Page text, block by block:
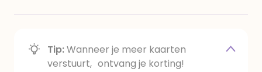
Tip:Wanneer je meer kaarten
verstuurt, ontvang je korting!